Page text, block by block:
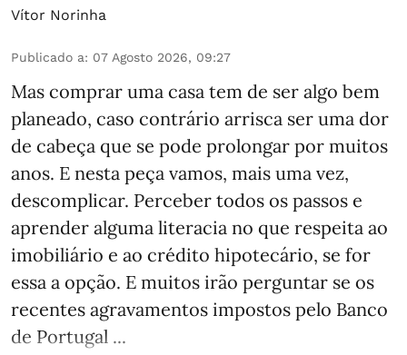
Vítor Norinha
Publicado a: 07 Agosto 2026, 09:27
Mas comprar uma casa tem de ser algo bem
planeado, caso contrário arrisca ser uma dor
de cabeça que se pode prolongar por muitos
anos. E nesta peça vamos, mais uma vez,
descomplicar. Perceber todos os passos e
aprender alguma literacia no que respeita ao
imobiliário e ao crédito hipotecário, se for
essa a opção. E muitos irão perguntar se os
recentes agravamentos impostos pelo Banco
de Portugal ...